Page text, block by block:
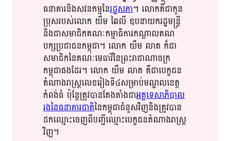
ធនាគារ​​និង​​សវនកម្ម​​នៃ​​រដ្ឋ​​សភា​​។​ លោក​គឺជា​​កូន​​
ប្រុស​​របស់​​លោក​ យឹម​ ឆៃ​លី​​ ឧប​នា​​យក​រដ្ឋមន្ត្រី​​
និង​​ជា​​សមាជិក​​គណៈកម្មាធិការ​​កណ្តាល​​គណ​​
បក្ស​​ប្រជា​​ជន​​កម្ពុជា​​។​​ លោក​ យឹម​ លាត​ ក៏​​ជា​​
សមាជិក​​នៃ​​គណៈមេធាវី​នៃ​ព្រះរាជាណាចក្រ​​
កម្ពុជា​​ផង​ដែរ​។​ លោក​ យឹម​ លាត​ គឺជា​​បេក្ខជន​
តំណាងរាស្ត្រ​​​លេខរៀង​ទី​​៤​​សម្រាប់​​មណ្ឌល​​ខេត្ត​​
កំពង់​​ធំ​​ ប៉ុន្តែ​​ត្រូវ​​បាន​តែង​​តាំង​ជា​​អគ្គ​​ទេ​​សា​ភិបាល​​
រង​​នៃ​ធនាគារជាតិ​​នៃ​កម្ពុជា​​ជំនួស​​វិញ​​​​​និង​​ត្រូវ​​បា​​​ន​​​
ដក​​ឈ្មោះ​​ចេញ​​ពី​​បញ្ជី​​ឈ្មោះ​បេក្ខជន​​តំណាងរាស្ត្រ​​
វិញ​​។​​